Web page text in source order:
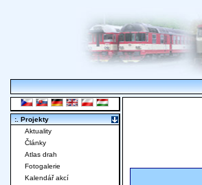
:. Projekty
Aktuality
Články
Atlas drah
Fotogalerie
Kalendář akcí